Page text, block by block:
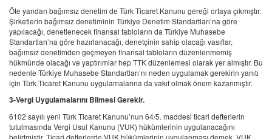
Öte yandan bağımsız denetim de Türk Ticaret Kanunu gereği ortaya çıkmıştır.
Şirketlerin bağımsız denetiminin Türkiye Denetim Standartları’na göre
yapılacağı, denetlenecek finansal tabloların da Türkiye Muhasebe
Standartları’na göre hazırlanacağı, denetçinin sahip olacağı vasıflar,
bağımsız denetimden geçmeyen finansal tabloların düzenlenmemiş
hükmünde olacağı ve yaptırımlar hep TTK düzenlemesi olarak yer almıştır. Bu
nedenle Türkiye Muhasebe Standartları’nı neden uygulamak gerekirin yanıtı
için Türk Ticaret Kanunu uygulamalarına da vakıf olmak önem kazanmıştır.
3-Vergi Uygulamalarını Bilmesi Gerekir.
6102 sayılı yeni Türk Ticaret Kanunu’nun 64/5. maddesi ticari defterlerin
tutulmasında Vergi Usul Kanunu (VUK) hükümlerinin uygulanacağını
belirtmiştir. Ticari defterlerde VUK hükümlerinin uygulanması demek, VUK